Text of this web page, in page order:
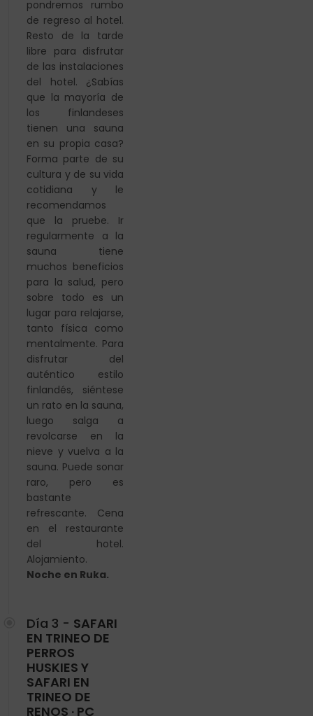
pondremos rumbo
de regreso al hotel.
Resto de la tarde
libre para disfrutar
de las instalaciones
del hotel. ¿Sabías
que la mayoría de
los finlandeses
tienen una sauna
en su propia casa?
Forma parte de su
cultura y de su vida
cotidiana y le
recomendamos
que la pruebe. Ir
regularmente a la
sauna tiene
muchos beneficios
para la salud, pero
sobre todo es un
lugar para relajarse,
tanto física como
mentalmente. Para
disfrutar del
auténtico estilo
finlandés, siéntese
un rato en la sauna,
luego salga a
revolcarse en la
nieve y vuelva a la
sauna. Puede sonar
raro, pero es
bastante
refrescante. Cena
en el restaurante
del hotel.
Alojamiento.
Noche en Ruka.
Día 3 - SAFARI
EN TRINEO DE
PERROS
HUSKIES Y
SAFARI EN
TRINEO DE
RENOS · PC